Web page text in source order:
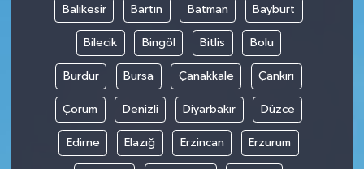
Balıkesir Bartın Batman Bayburt
Bilecik Bingöl Bitlis Bolu
Burdur Bursa Çanakkale Çankırı
Çorum Denizli Diyarbakır Düzce
Edirne Elazığ Erzincan Erzurum